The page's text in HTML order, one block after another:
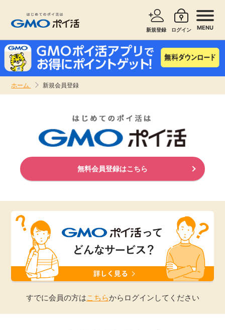
新規登録 ログイン MENU
ホーム 新規会員登録
お知らせ
無料
即日還元
アンケート
ゲーム
サービスで探す ショッピングで探す
無料サービス
エンタメ
暮らし
引っ越し
買取・査定
学び
無料会員登録はこちら
すでに会員の方はこちらからログインしてください